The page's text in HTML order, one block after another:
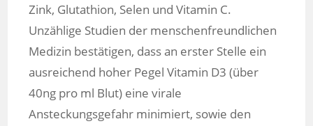
Zink, Glutathion, Selen und Vitamin C.
Unzählige Studien der menschenfreundlichen
Medizin bestätigen, dass an erster Stelle ein
ausreichend hoher Pegel Vitamin D3 (über
40ng pro ml Blut) eine virale
Ansteckungsgefahr minimiert, sowie den